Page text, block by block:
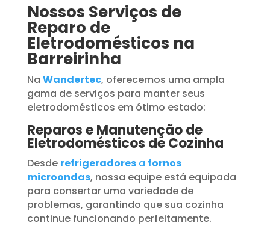
Nossos Serviços de
Reparo de
Eletrodomésticos na
Barreirinha
Na Wandertec, oferecemos uma ampla
gama de serviços para manter seus
eletrodomésticos em ótimo estado:
Reparos e Manutenção de
Eletrodomésticos de Cozinha
Desde refrigeradoresa fornos
microondas, nossa equipe está equipada
para consertar uma variedade de
problemas, garantindo que sua cozinha
continue funcionando perfeitamente.